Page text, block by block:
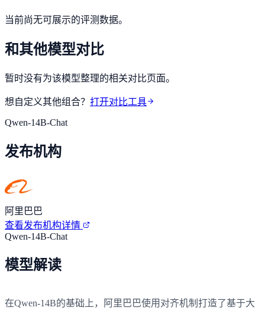
当前尚无可展示的评测数据。
和其他模型对比
暂时没有为该模型整理的相关对比页面。
想自定义其他组合？ 打开对比工具
Qwen-14B-Chat
发布机构
阿里巴巴
查看发布机构详情
Qwen-14B-Chat
模型解读
在Qwen-14B的基础上，阿里巴巴使用对齐机制打造了基于大